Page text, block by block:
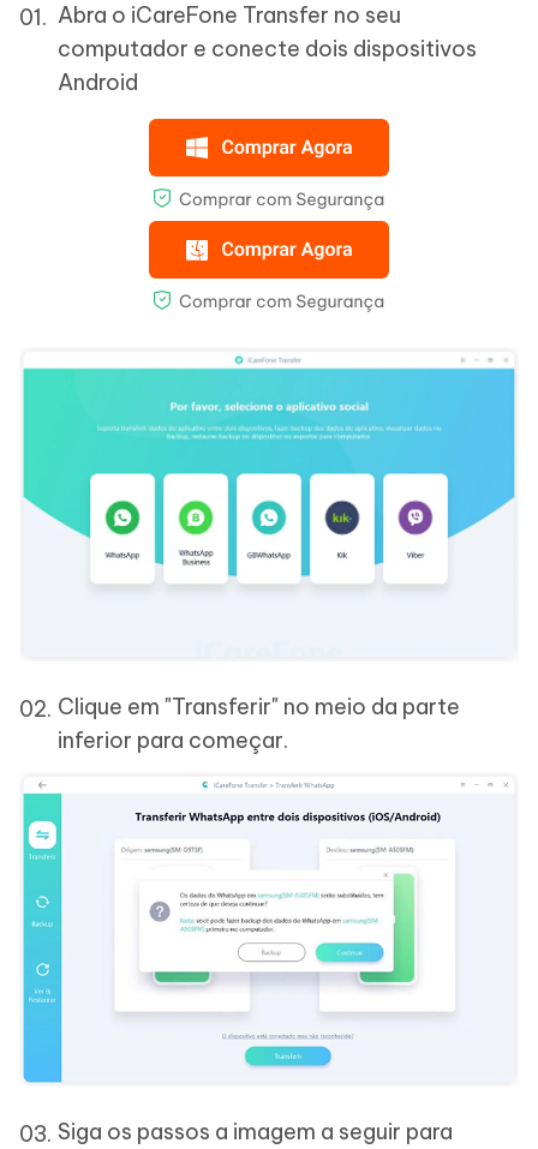
Abra o iCareFone Transfer no seu
computador e conecte dois dispositivos
Android
Clique em "Transferir" no meio da parte
inferior para começar.
Siga os passos a imagem a seguir para